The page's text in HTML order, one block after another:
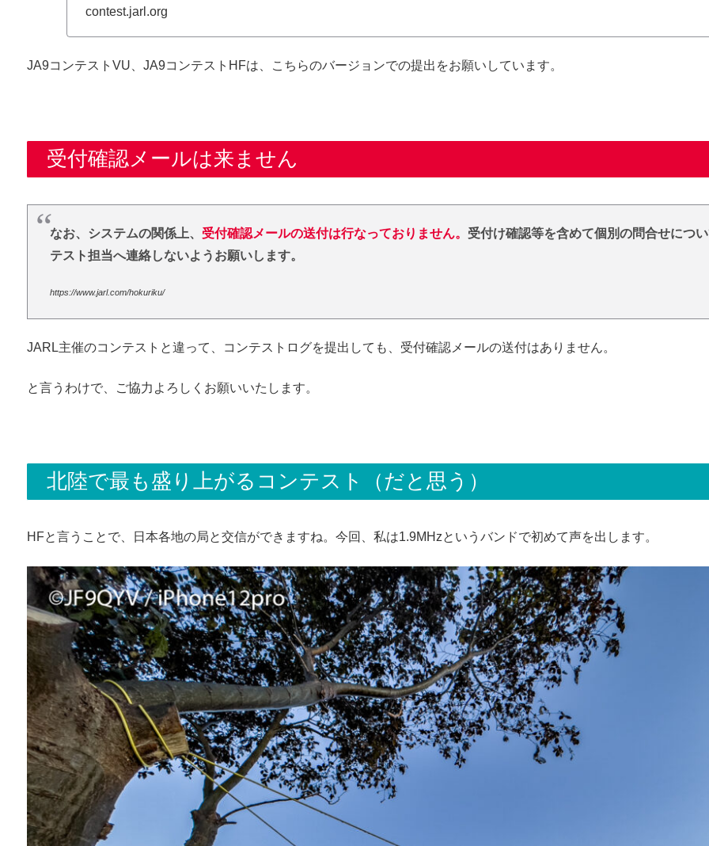
contest.jarl.org
JA9コンテストVU、JA9コンテストHFは、こちらのバージョンでの提出をお願いしています。
受付確認メールは来ません
なお、システムの関係上、 受付確認メールの送付は行なっておりません。 受付け確認等を含めて個別の問合せにつ
テスト担当へ連絡しないようお願いします。
https://www.jarl.com/hokuriku/
JARL主催のコンテストと違って、コンテストログを提出しても、受付確認メールの送付はありません。
と言うわけで、ご協力よろしくお願いいたします。
北陸で最も盛り上がるコンテスト（だと思う）
HFと言うことで、日本各地の局と交信ができますね。今回、私は1.9MHzというバンドで初めて声を出します。